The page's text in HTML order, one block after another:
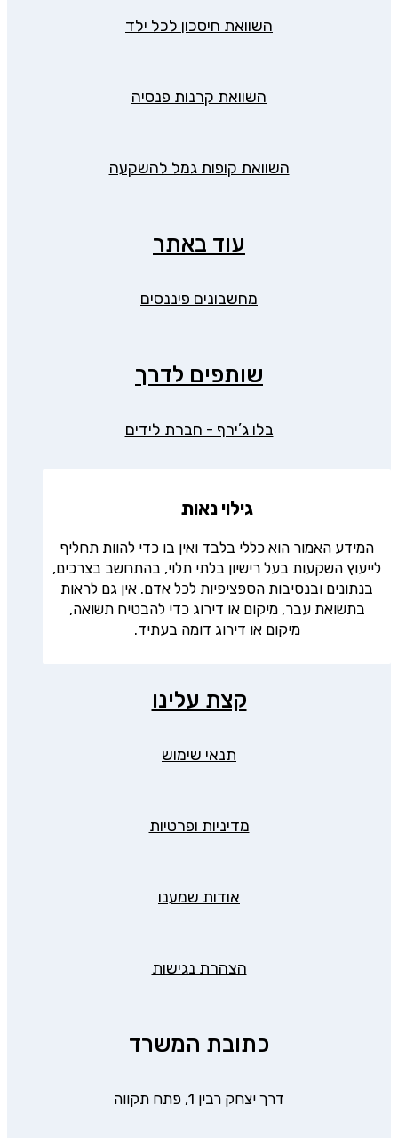
השוואת חיסכון לכל ילד
השוואת קרנות פנסיה
השוואת קופות גמל להשקעה
עוד באתר
מחשבונים פיננסים
שותפים לדרך
בלו ג’ירף - חברת לידים
גילוי נאות
המידע האמור הוא כללי בלבד ואין בו כדי להוות תחליף
לייעוץ השקעות בעל רישיון בלתי תלוי, בהתחשב בצרכים,
בנתונים ובנסיבות הספציפיות לכל אדם. אין גם לראות
בתשואת עבר, מיקום או דירוג כדי להבטיח תשואה,
מיקום או דירוג דומה בעתיד.
קצת עלינו
תנאי שימוש
מדיניות ופרטיות
אודות שמענו
הצהרת נגישות
כתובת המשרד
דרך יצחק רבין 1, פתח תקווה